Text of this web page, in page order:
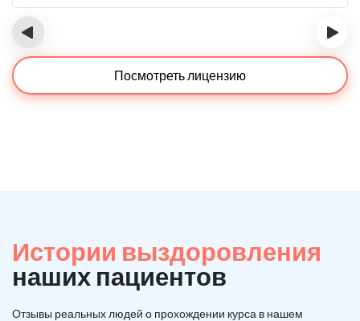
‹ ›
Посмотреть лицензию
Истории выздоровления
наших пациентов
Отзывы реальных людей о прохождении курса в нашем